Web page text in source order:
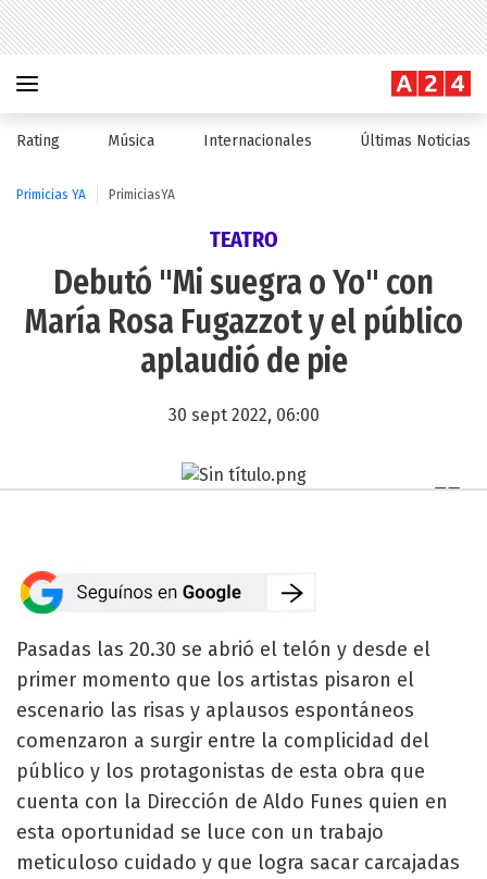
Rating Música Internacionales Últimas Noticias
Primicias YA PrimiciasYA
TEATRO
Debutó "Mi suegra o Yo" con
María Rosa Fugazzot y el público
aplaudió de pie
30 sept 2022, 06:00
Pasadas las 20.30 se abrió el telón y desde el
primer momento que los artistas pisaron el
escenario las risas y aplausos espontáneos
comenzaron a surgir entre la complicidad del
público y los protagonistas de esta obra que
cuenta con la Dirección de Aldo Funes quien en
esta oportunidad se luce con un trabajo
meticuloso cuidado y que logra sacar carcajadas